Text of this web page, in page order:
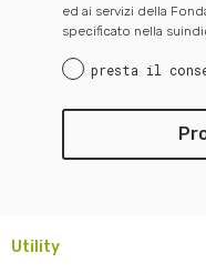
ed ai servizi della
specificato nella
presta il
Utility